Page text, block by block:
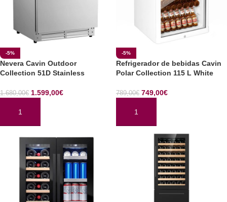
-5%
Nevera Cavin Outdoor
Collection 51D Stainless
1.680,00€ 1.599,00€
AÑADIR AL CARRITO
-5%
Refrigerador de bebidas Cavin
Polar Collection 115 L White
789,00€ 749,00€
AÑADIR AL CARRITO